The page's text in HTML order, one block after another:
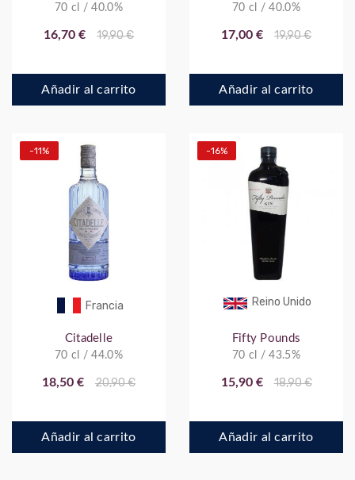
70 cl / 40.0%
16,70 € 19,90 €
Añadir al carrito
70 cl / 40.0%
17,00 € 19,90 €
Añadir al carrito
Francia
-11%
Citadelle
70 cl / 44.0%
18,50 € 20,90 €
Añadir al carrito
Reino Unido
-16%
Fifty Pounds
70 cl / 43.5%
15,90 € 18,90 €
Añadir al carrito